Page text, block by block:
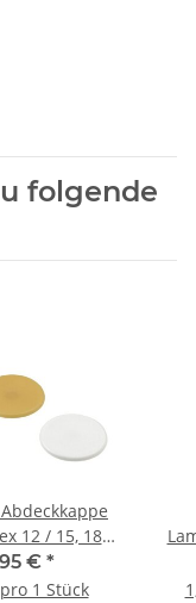
folgende
Abdeckkappe
12 / 15, 18
mm
24
€ *
1 Stück